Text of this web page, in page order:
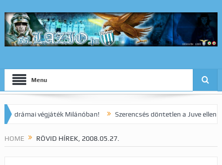
Menu
végjáték Milánóban! Szerencsés döntetlen a Juve elleni
HOME RÖVID HÍREK, 2008.05.27.